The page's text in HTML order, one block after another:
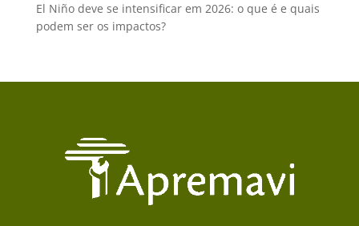
El Niño deve se intensificar em 2026: o que é e quais
podem ser os impactos?